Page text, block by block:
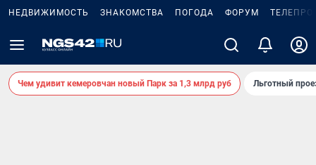
НЕДВИЖИМОСТЬ ЗНАКОМСТВА ПОГОДА ФОРУМ
Чем удивит кемеровчан новый Парк за 1,3 млрд руб Льготный